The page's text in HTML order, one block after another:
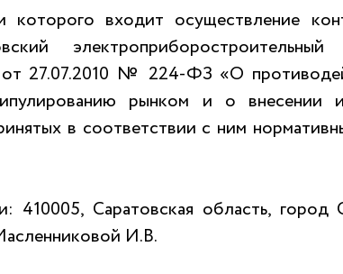
которого входит осуществление
27.07.2010 № 224-ФЗ «О
рынком и о внесении
в соответствии с ним
410005, Саратовская область, город
И.В.